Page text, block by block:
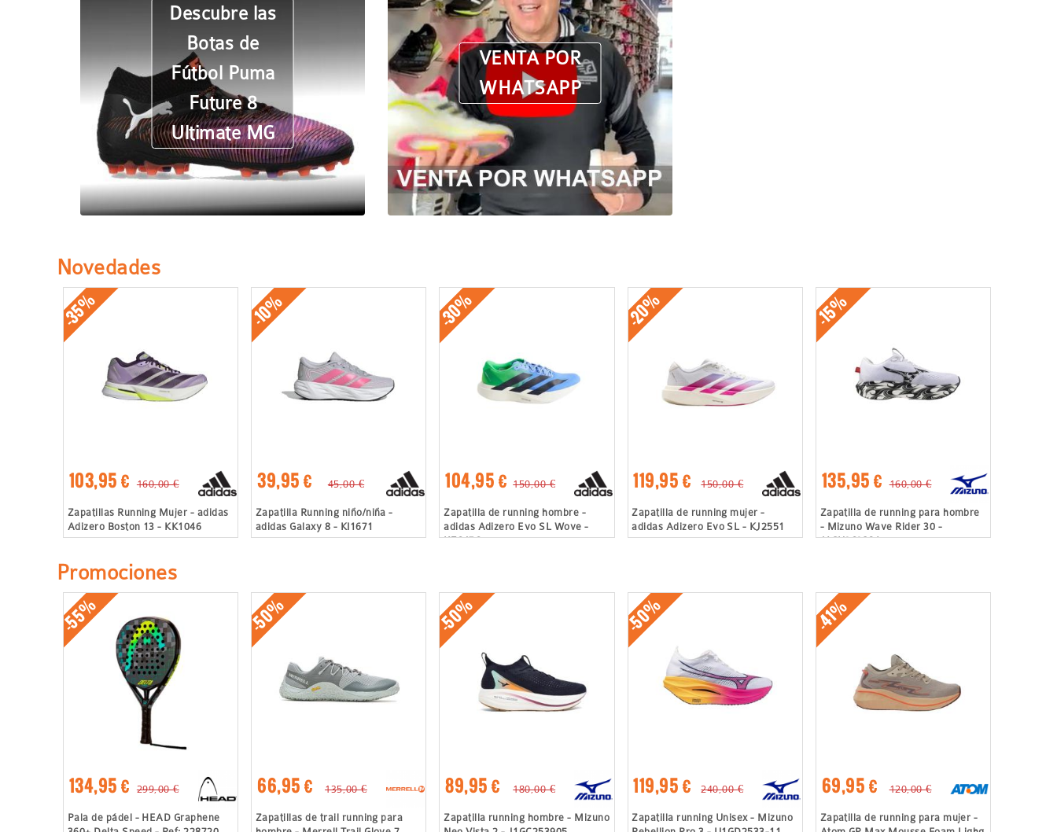
Descubre las
Botas de
Fútbol Puma
Future 8
Ultimate MG
VENTA POR
WHATSAPP
Novedades
-35%
103,95 € 160,00 €
Zapatillas Running Mujer - adidas
Adizero Boston 13 - KK1046
-10%
39,95 € 45,00 €
Zapatilla Running niño/niña -
adidas Galaxy 8 - KI1671
-30%
104,95 € 150,00 €
Zapatilla de running hombre -
adidas Adizero Evo SL Wove -
KZ6476
-20%
119,95 € 150,00 €
Zapatilla de running mujer -
adidas Adizero Evo SL - KJ2551
-15%
135,95 € 160,00 €
Zapatilla de running para hombre
- Mizuno Wave Rider 30 -
J1GU262381
Promociones
-55%
134,95 € 299,00 €
Pala de pádel - HEAD Graphene
-50%
66,95 € 135,00 €
Zapatillas de trail running para
-50%
89,95 € 180,00 €
Zapatilla running hombre - Mizuno
-50%
119,95 € 240,00 €
Zapatilla running Unisex - Mizuno
-41%
69,95 € 120,00 €
Zapatilla de running para mujer -